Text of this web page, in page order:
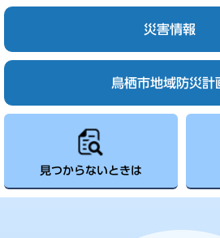
災害情報
鳥栖市地域防災計
見つからないときは